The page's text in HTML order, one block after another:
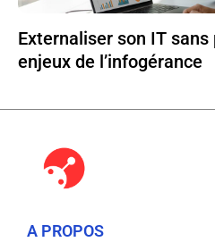
Externaliser son IT
enjeux de l’infogérance
A PROPOS